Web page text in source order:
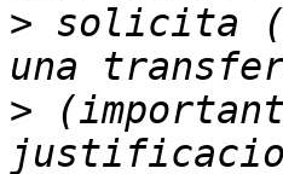
> solicita
>